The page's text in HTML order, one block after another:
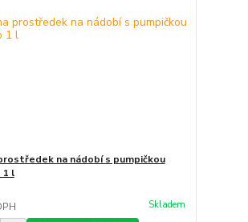
na nádobí s pumpičkou
1 l
Skladem